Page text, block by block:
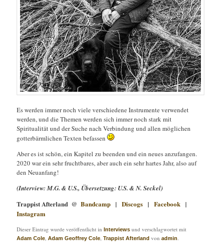
Es werden immer noch viele verschiedene Instrumente verwendet
werden, und die Themen werden sich immer noch stark mit
Spiritualität und der Suche nach Verbindung und allen möglichen
gotterbärmlichen Texten befassen
Aber es ist schön, ein Kapitel zu beenden und ein neues anzufangen.
2020 war ein sehr fruchtbares, aber auch ein sehr hartes Jahr, also auf
den Neuanfang!
(Interview: M.G. & U.S., Übersetzung: U.S. & N. Seckel)
Trappist Afterland @Bandcamp |Discogs |Facebook |
Instagram
Dieser Eintrag wurde veröffentlicht inInterviews und verschlagwortet mit
Adam Cole ,Adam Geoffrey Cole ,Trappist Afterland vonadmin